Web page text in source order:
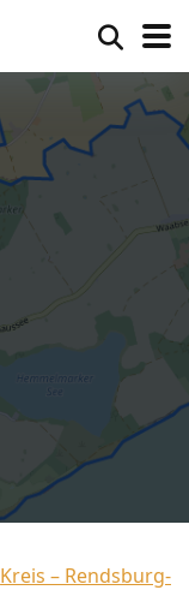
Kreis – Rendsburg-